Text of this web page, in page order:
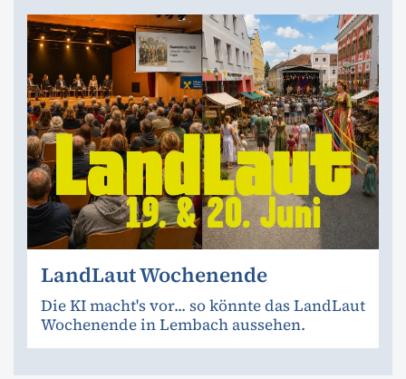
LandLaut Wochenende
Die KI macht's vor... so könnte das LandLaut
Wochenende in Lembach aussehen.